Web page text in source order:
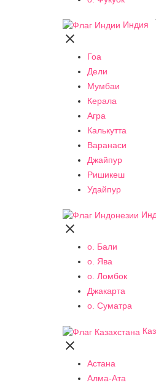
Индия

Гоа
Дели
Мумбаи
Керала
Агра
Калькутта
Варанаси
Джайпур
Ришикеш
Удайпур

о. Бали
о. Ява
о. Ломбок
Джакарта
о. Суматра

Астана
Алма-Ата